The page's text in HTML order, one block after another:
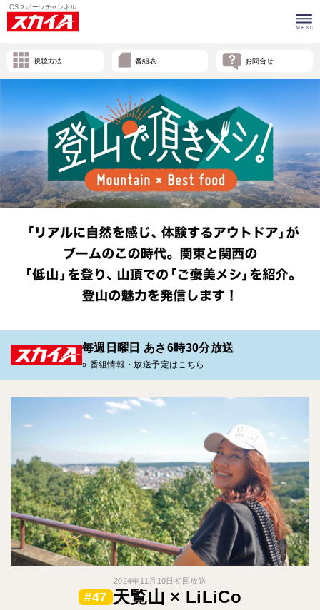
視聴方法 番組表 お問合せ
毎週日曜日 あさ6時30分放送
» 番組情報・放送予定はこちら
2024年11月10日初回放送
#47 天覧山 × LiLiCo